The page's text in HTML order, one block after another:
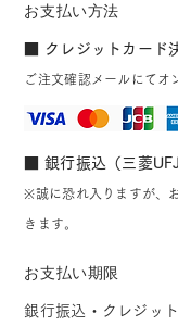
お支払い方法
■ クレジットカード
ご注文確認メールにてオ
■ 銀行振込（三菱
※誠に恐れ入りますが、
きます。
お支払い期限
銀行振込・クレジッ